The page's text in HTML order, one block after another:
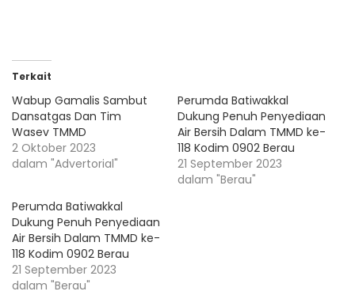
Terkait
Wabup Gamalis Sambut
Dansatgas Dan Tim
Wasev TMMD
2 Oktober 2023
dalam "Advertorial"
Perumda Batiwakkal
Dukung Penuh Penyediaan
Air Bersih Dalam TMMD ke-
118 Kodim 0902 Berau
21 September 2023
dalam "Berau"
Perumda Batiwakkal
Dukung Penuh Penyediaan
Air Bersih Dalam TMMD ke-
118 Kodim 0902 Berau
21 September 2023
dalam "Berau"